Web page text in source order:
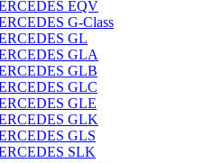
EQV
G-Class
GL
GLA
GLB
GLC
GLE
GLK
GLS
SLK